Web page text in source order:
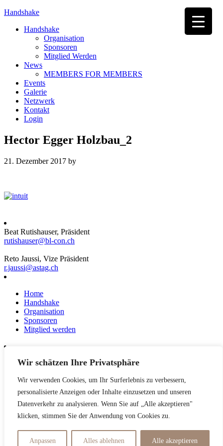
Wir schätzen Ihre Privatsphäre
Wir verwenden Cookies, um Ihr Surferlebnis zu verbessern,
personalisierte Anzeigen oder Inhalte einzusetzen und unseren
Datenverkehr zu analysieren. Wenn Sie auf „Alle akzeptieren"
klicken, stimmen Sie der Anwendung von Cookies zu.
Anpassen Alles ablehnen Alle akzeptieren
Handshake
Handshake
Organisation
Sponsoren
Mitglied Werden
News
MEMBERS FOR MEMBERS
Events
Galerie
Netzwerk
Kontakt
Login
Hector Egger Holzbau_2
21. Dezember 2017 by
Beat Rutishauser, Präsident
rutishauser@bl-con.ch
Reto Jaussi, Vize Präsident
r.jaussi@astag.ch
Home
Handshake
Organisation
Sponsoren
Mitglied werden
News
Netzwerk
Kontakt
Datenschutzerklärung